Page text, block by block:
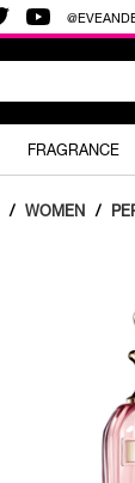
FRAGRANCE
/ WOMEN /